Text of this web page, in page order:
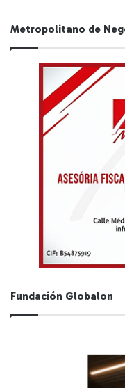
Metropolitano de
Fundación Globalon